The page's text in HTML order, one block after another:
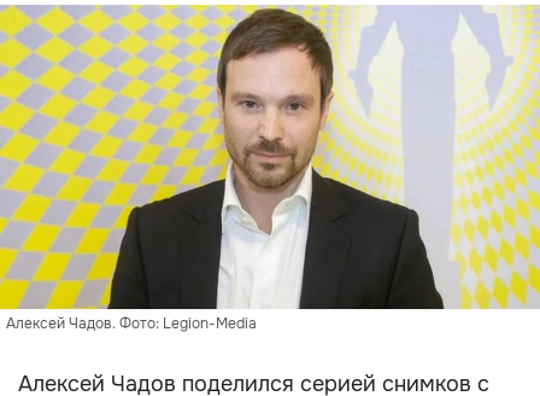
Алексей Чадов. Фото: Legion-Media
Алексей Чадов поделился серией снимков с